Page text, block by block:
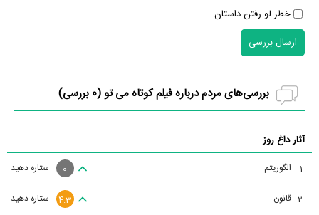
خطر لو رفتن داستان
ارسال بررسی
بررسی‌های مردم درباره فیلم کوتاه می تو (0 بررسی)
آثار داغ روز
1 الگوریتم ستاره دهید 0
2 قانون ستاره دهید 4.3